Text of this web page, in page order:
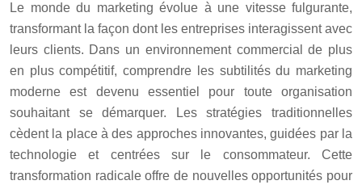
Le monde du marketing évolue à une vitesse fulgurante,
transformant la façon dont les entreprises interagissent avec
leurs clients. Dans un environnement commercial de plus
en plus compétitif, comprendre les subtilités du marketing
moderne est devenu essentiel pour toute organisation
souhaitant se démarquer. Les stratégies traditionnelles
cèdent la place à des approches innovantes, guidées par la
technologie et centrées sur le consommateur. Cette
transformation radicale offre de nouvelles opportunités pour